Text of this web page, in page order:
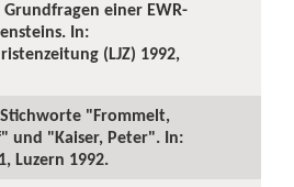
einer EWR-
In:
(LJZ) 1992,
"Frommelt,
und "Kaiser, Peter". In:
Luzern 1992.